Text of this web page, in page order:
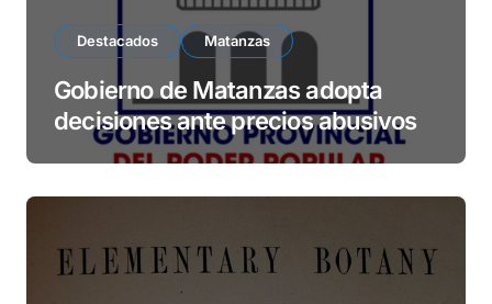
Destacados Matanzas
Gobierno de Matanzas adopta
decisiones ante precios abusivos